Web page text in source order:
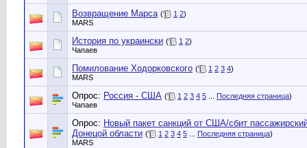
Возвращение Марса ( 1 2)
MARS
История по украински ( 1 2)
Чапаев
Помилование Ходорковского ( 1 2 3 4)
MARS
Опрос: Россия - США ( 1 2 3 4 5 Последняя страница)
Чапаев
Опрос: Новый пакет санкций от США/сбит
Донецой области ( 1 2 3 4 5 Последняя страница)
MARS